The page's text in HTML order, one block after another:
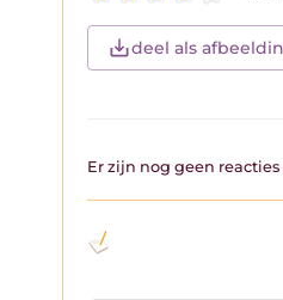
deel als
Er zijn nog geen